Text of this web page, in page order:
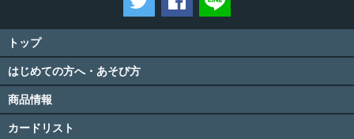
トップ
はじめての方へ・あそび方
商品情報
カードリスト